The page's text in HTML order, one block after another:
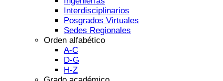
Interdisciplinarios
Posgrados Virtuales
Sedes Regionales
Orden alfabético
A-C
D-G
H-Z